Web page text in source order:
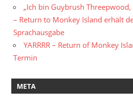
„Ich bin Guybrush
– Return to Monkey Island erhält
Sprachausgabe
YARRRR – Return of Monkey
Termin
META